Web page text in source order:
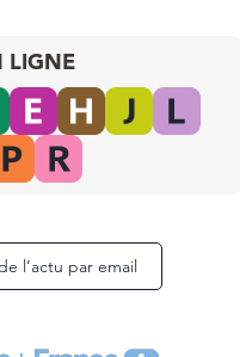
LIGNE
l’actu par email